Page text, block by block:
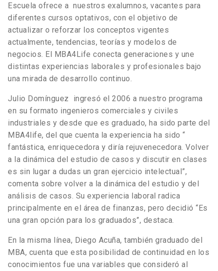
Escuela ofrece a nuestros exalumnos, vacantes para
diferentes cursos optativos, con el objetivo de
actualizar o reforzar los conceptos vigentes
actualmente, tendencias, teorías y modelos de
negocios. El MBA4Life conecta generaciones y une
distintas experiencias laborales y profesionales bajo
una mirada de desarrollo continuo.
Julio Domínguez ingresó el 2006 a nuestro programa
en su formato ingenieros comerciales y civiles
industriales y desde que es graduado, ha sido parte del
MBA4life, del que cuenta la experiencia ha sido “
fantástica, enriquecedora y diría rejuvenecedora. Volver
a la dinámica del estudio de casos y discutir en clases
es sin lugar a dudas un gran ejercicio intelectual”,
comenta sobre volver a la dinámica del estudio y del
análisis de casos. Su experiencia laboral radica
principalmente en el área de finanzas, pero decidió “Es
una gran opción para los graduados”, destaca.
En la misma línea, Diego Acuña, también graduado del
MBA, cuenta que esta posibilidad de continuidad en los
conocimientos fue una variables que consideró al